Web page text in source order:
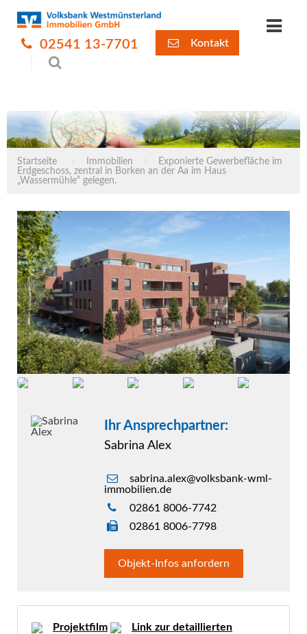
02541 13-7701 Kontakt
Startseite Immobilien
Exponierte Gewerbefläche im
Erdgeschoss, zentral in Borken an der Aa im Haus
„Wassermühle“ gelegen.
Ihr Ansprechpartner:
Sabrina Alex
sabrina.alex@volksbank-wml-
immobilien.de
02861 8006-7742
02861 8006-7798
Objekt-Infos anfordern
Projektfilm
Link zur detaillierten